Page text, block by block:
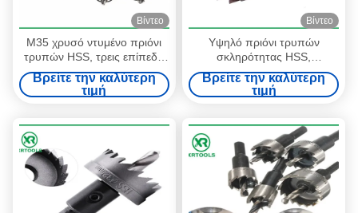
Βίντεο
M35 χρυσό ντυμένο πριόνι
τρυπών HSS, τρεις επίπεδη
κνήμη 6mm πριόνι τρυπών
18 διασπασμένα δόντια
βαθμού
Βρείτε την καλύτερη
τιμή
Βίντεο
Υψηλό πριόνι τρυπών
σκληρότητας HSS,
αιχμηρότερο πριόνι τρυπών
λεπίδων καθολικό για το
ανοξείδωτο
Βρείτε την καλύτερη
τιμή